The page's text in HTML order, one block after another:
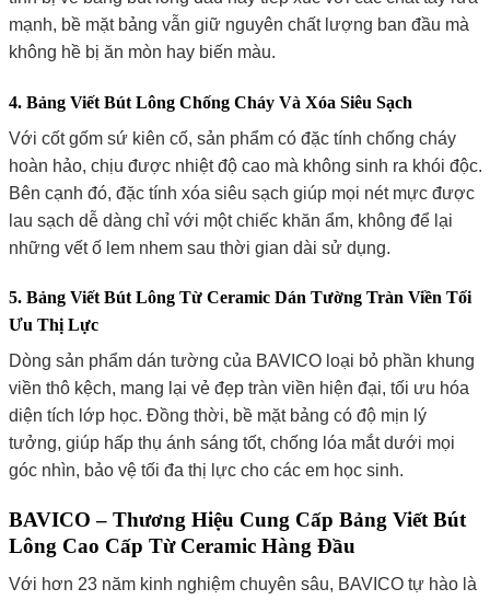
mạnh, bề mặt bảng vẫn giữ nguyên chất lượng ban đầu mà
không hề bị ăn mòn hay biến màu.
4. Bảng Viết Bút Lông Chống Cháy Và Xóa Siêu Sạch
Với cốt gốm sứ kiên cố, sản phẩm có đặc tính chống cháy
hoàn hảo, chịu được nhiệt độ cao mà không sinh ra khói độc.
Bên cạnh đó, đặc tính xóa siêu sạch giúp mọi nét mực được
lau sạch dễ dàng chỉ với một chiếc khăn ẩm, không để lại
những vết ố lem nhem sau thời gian dài sử dụng.
5. Bảng Viết Bút Lông Từ Ceramic Dán Tường Tràn Viền Tối
Ưu Thị Lực
Dòng sản phẩm dán tường của BAVICO loại bỏ phần khung
viền thô kệch, mang lại vẻ đẹp tràn viền hiện đại, tối ưu hóa
diện tích lớp học. Đồng thời, bề mặt bảng có độ mịn lý
tưởng, giúp hấp thụ ánh sáng tốt, chống lóa mắt dưới mọi
góc nhìn, bảo vệ tối đa thị lực cho các em học sinh.
BAVICO – Thương Hiệu Cung Cấp Bảng Viết Bút
Lông Cao Cấp Từ Ceramic Hàng Đầu
Với hơn 23 năm kinh nghiệm chuyên sâu, BAVICO tự hào là